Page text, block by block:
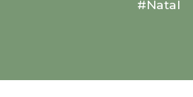
#Natal